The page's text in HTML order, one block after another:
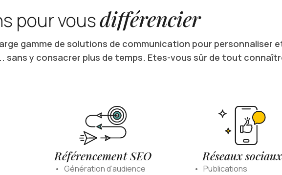
pour vousdifférencier
gamme de solutions de communication pour personnaliser
sans y consacrer plus de temps. Etes-vous sûr de tout
Référencement SEO
Génération d’audience
Réseaux sociaux
Publications